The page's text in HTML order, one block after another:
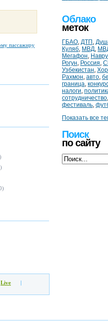
пассажиру
Live
Облако
меток
ГБАО, ДТП ,
Куляб, МВД,
Мегафон,
Рогун, Россия,
Узбекистан,
Рахмон, авто,
граница,
налоги,
сотрудничество,
фестиваль,
Показать все
Поиск
по сайту